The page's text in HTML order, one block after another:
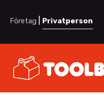
Företag Privatperson